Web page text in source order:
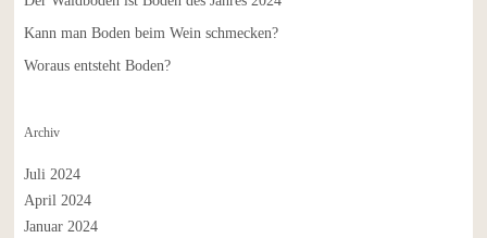
Kann man Boden beim Wein schmecken?
Woraus entsteht Boden?
Archiv
Juli 2024
April 2024
Januar 2024